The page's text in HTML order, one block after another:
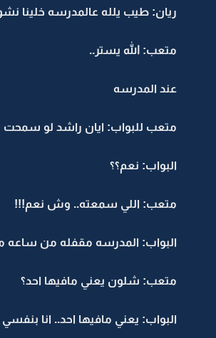
ريان: طيب يلله عالمدرسه خلينا
متعب: الله يستر..
عند المدرسه
متعب للبواب: ايان راشد لو سمحت
البواب: نعم؟؟
متعب: اللي سمعته.. وش نعم!!!
البواب: المدرسه مقفله من ساعه
متعب: شلون يعني مافيها احد؟
البواب: يعني مافيها احد.. انا